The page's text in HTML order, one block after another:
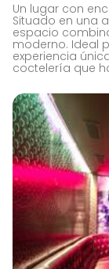
Un lugar con
Situado en una
espacio
moderno. Ideal
experiencia
coctelería que